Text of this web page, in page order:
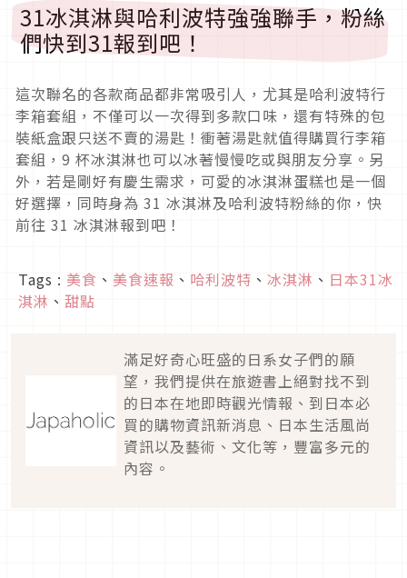
31冰淇淋與哈利波特強強聯手，粉絲
們快到31報到吧！
這次聯名的各款商品都非常吸引人，尤其是哈利波特行
李箱套組，不僅可以一次得到多款口味，還有特殊的包
裝紙盒跟只送不賣的湯匙！衝著湯匙就值得購買行李箱
套組，9 杯冰淇淋也可以冰著慢慢吃或與朋友分享。另
外，若是剛好有慶生需求，可愛的冰淇淋蛋糕也是一個
好選擇，同時身為 31 冰淇淋及哈利波特粉絲的你，快
前往 31 冰淇淋報到吧！
Tags : 美食 、 美食速報 、 哈利波特 、 冰淇淋 、 日本31冰
淇淋 、 甜點
滿足好奇心旺盛的日系女子們的願
望，我們提供在旅遊書上絕對找不到
的日本在地即時觀光情報、到日本必
買的購物資訊新消息、日本生活風尚
資訊以及藝術、文化等，豐富多元的
內容。